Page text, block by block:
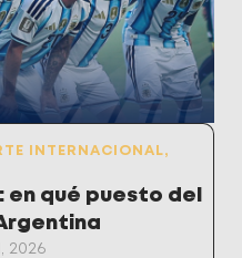
INTERNACIONAL,
en qué puesto del
2026